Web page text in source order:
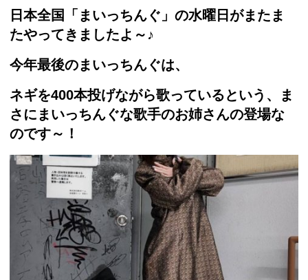
日本全国「まいっちんぐ」の水曜日がまたま
たやってきましたよ～♪
今年最後のまいっちんぐは、
ネギを400本投げながら歌っているという、ま
さにまいっちんぐな歌手のお姉さんの登場な
のです～！